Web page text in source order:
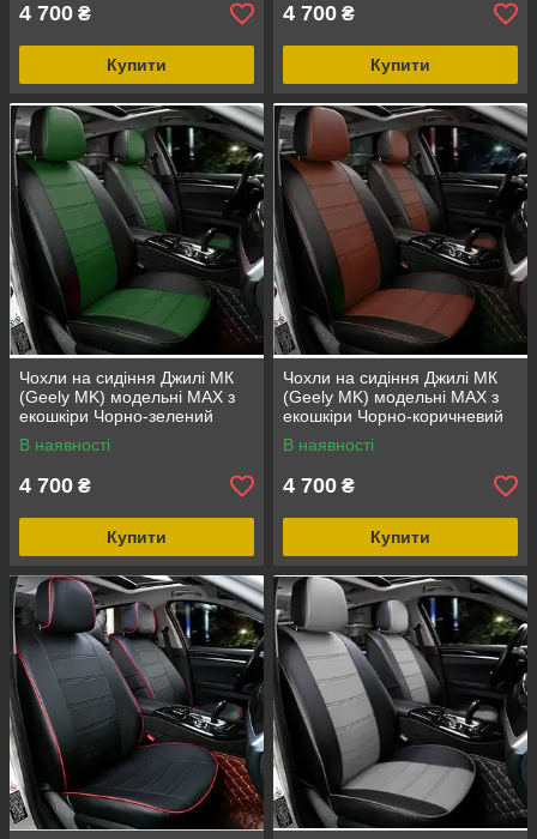
4 700 ₴
Купити
4 700 ₴
Купити
Чохли на сидіння Джилі МК
(Geely MK) модельні MAX з
екошкіри Чорно-зелений
В наявності
4 700 ₴
Купити
Чохли на сидіння Джилі МК
(Geely MK) модельні MAX з
екошкіри Чорно-коричневий
В наявності
4 700 ₴
Купити